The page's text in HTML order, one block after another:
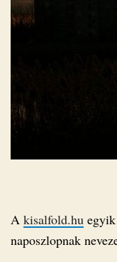
A kisalfold.hu
naposzlopnak